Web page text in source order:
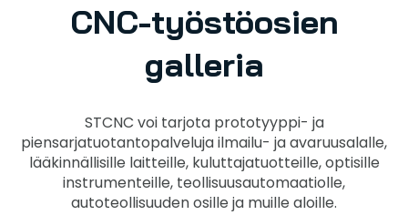
CNC-työstöosien
galleria
STCNC voi tarjota prototyyppi- ja
piensarjatuotantopalveluja ilmailu- ja avaruusalalle,
lääkinnällisille laitteille, kuluttajatuotteille, optisille
instrumenteille, teollisuusautomaatiolle,
autoteollisuuden osille ja muille aloille.